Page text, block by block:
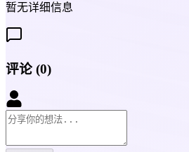
暂无详细信息
评论 (0)